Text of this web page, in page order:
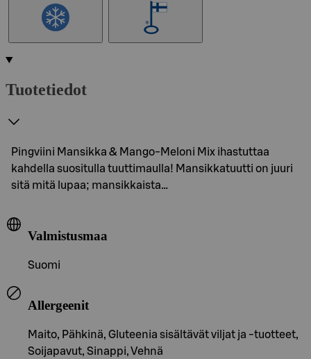
Tuotetiedot
Pingviini Mansikka & Mango-Meloni Mix ihastuttaa
kahdella suositulla tuuttimaulla! Mansikkatuutti on juuri
sitä mitä lupaa; mansikkaista…
Valmistusmaa
Suomi
Allergeenit
Maito, Pähkinä, Gluteenia sisältävät viljat ja -tuotteet,
Soijapavut, Sinappi, Vehnä